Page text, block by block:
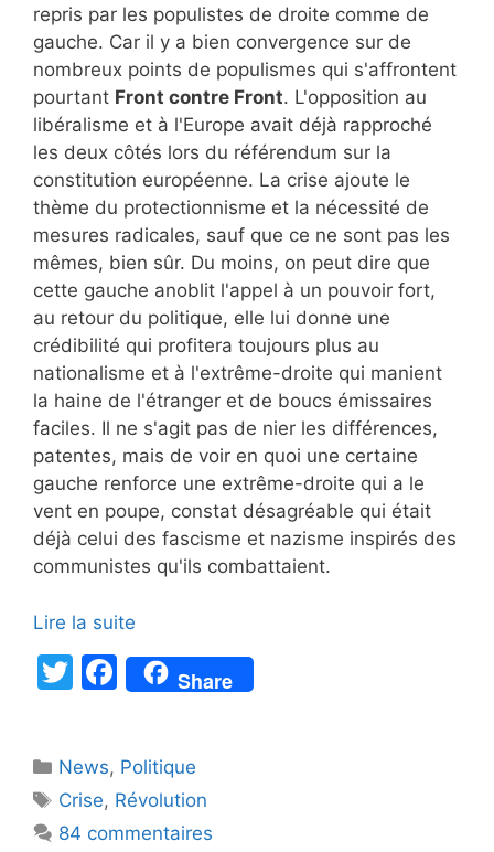
repris par les populistes de droite comme de
gauche. Car il y a bien convergence sur de
nombreux points de populismes qui s'affrontent
pourtant Front contre Front. L'opposition au
libéralisme et à l'Europe avait déjà rapproché
les deux côtés lors du référendum sur la
constitution européenne. La crise ajoute le
thème du protectionnisme et la nécessité de
mesures radicales, sauf que ce ne sont pas les
mêmes, bien sûr. Du moins, on peut dire que
cette gauche anoblit l'appel à un pouvoir fort,
au retour du politique, elle lui donne une
crédibilité qui profitera toujours plus au
nationalisme et à l'extrême-droite qui manient
la haine de l'étranger et de boucs émissaires
faciles. Il ne s'agit pas de nier les différences,
patentes, mais de voir en quoi une certaine
gauche renforce une extrême-droite qui a le
vent en poupe, constat désagréable qui était
déjà celui des fascisme et nazisme inspirés des
communistes qu'ils combattaient.
Lire la suite
T
er
F
a
e
b
Share
Catégories
News, Politique
Étiquettes
Crise, Révolution
84 commentaires